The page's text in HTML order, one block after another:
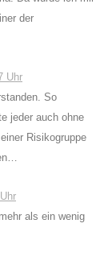
der
Uhr
So
jeder auch ohne
Risikogruppe
als ein wenig